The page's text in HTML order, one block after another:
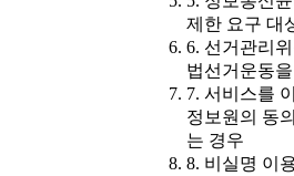
제한 요구 대
6. 선거관리
법선거운동
7. 서비스를
정보원의 동
는 경우
8. 비실명 이